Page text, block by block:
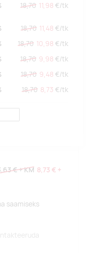
18,70 11,98 €/tk
18,70 11,48 €/tk
18,70 10,98 €/tk
18,70 9,98 €/tk
18,70 9,48 €/tk
18,70 8,73 €/tk
€+ KM 8,73 € +
saamiseks